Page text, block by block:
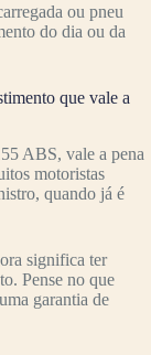
ou pneu
do dia ou da
que vale a
ABS, vale a pena
motoristas
quando já é
significa ter
Pense no que
garantia de